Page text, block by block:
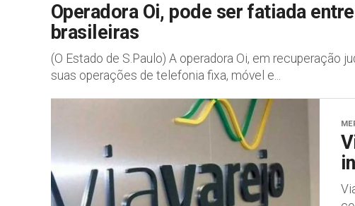
Operadora Oi, pode ser fatiada
brasileiras
(O Estado de S.Paulo) A operadora Oi, em recuperação
suas operações de telefonia fixa, móvel e...